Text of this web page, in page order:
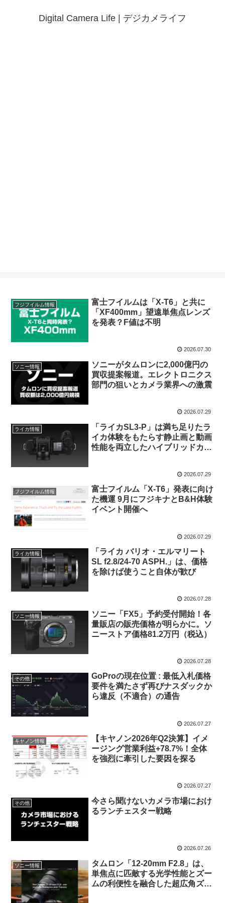
Digital Camera Life | デジカメライフ
フジフイルム情報
富士フイルムは「X-T6」と共に
「XF400mm」望遠単焦点レンズ
を発表？F値は不明
2026.07.30
ソニー情報
ソニーがタムロンに2,000億円の
買収提案報道。エレクトロニクス
部門の狙いとカメラ業界への激震
2026.07.29
ライカ情報
「ライカSL3-P」は満ち足りたラ
イカ体験をもたらす静止画と動画
性能を両立したハイブリッドカメ
2026.07.29
フジフイルム情報
富士フイルム「X-T6」発表に向け
た機運 9月にフジキナとB&H体験
イベント開催へ
2026.07.29
ライカ情報
「ライカ バリオ・エルマリート
SL f2.8/24-70 ASPH.」は、価格
を除けば使うこと自体が歓び
2026.07.28
ソニー情報
ソニー「FX5」予約受付開始！各
量販店の販売価格が明らかに。ソ
ニーストア価格81.2万円（税込）
2026.07.28
その他
GoProの現在位置 : 最低入札価格
要件を満たさず再びナスダックか
ら違反（不適合）の通告
2026.07.27
キヤノン情報
【キヤノン2026年Q2決算】イメ
ージング営業利益+78.7%！全体
を強烈に牽引した要因を探る
2026.07.27
その他
今さら聞けないカメラ市場におけ
るランチェスター戦略
2026.07.26
ソニー情報
タムロン「12-20mm F2.8」は、
単焦点に匹敵する光学性能とズー
ムの利便性を融合した超広角ズー